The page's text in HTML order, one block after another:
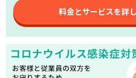
料金とサービスを詳